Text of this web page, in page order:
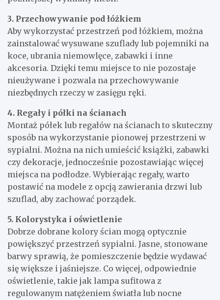
3. Przechowywanie pod łóżkiem
Aby wykorzystać przestrzeń pod łóżkiem, można
zainstalować wysuwane szuflady lub pojemniki na
koce, ubrania niemowlęce, zabawki i inne
akcesoria. Dzięki temu miejsce to nie pozostaje
nieużywane i pozwala na przechowywanie
niezbędnych rzeczy w zasięgu ręki.
4. Regały i półki na ścianach
Montaż półek lub regałów na ścianach to skuteczny
sposób na wykorzystanie pionowej przestrzeni w
sypialni. Można na nich umieścić książki, zabawki
czy dekoracje, jednocześnie pozostawiając więcej
miejsca na podłodze. Wybierając regały, warto
postawić na modele z opcją zawierania drzwi lub
szuflad, aby zachować porządek.
5. Kolorystyka i oświetlenie
Dobrze dobrane kolory ścian mogą optycznie
powiększyć przestrzeń sypialni. Jasne, stonowane
barwy sprawią, że pomieszczenie będzie wydawać
się większe i jaśniejsze. Co więcej, odpowiednie
oświetlenie, takie jak lampa sufitowa z
regulowanym natężeniem światła lub nocne